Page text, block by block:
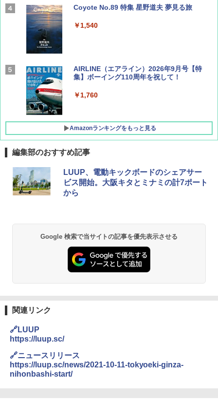
Coyote No.89 特集 星野道夫 夢見る旅
￥1,540
AIRLINE（エアライン）2026年9月号【特
集】ボーイング110周年を祝して！
￥1,760
Amazonランキングをもっと見る
D40 地球の歩き方 チェンマイ タイ北部の魅
力的な町 2026～2027 地球の歩き方D アジア
￥2,079
￥2,695
A09 地球の歩き方 イタリア 2026～2027 地
球の歩き方A ヨーロッパ
[キャンパーズコレクション 山善] ポップアッ
プテント 傘みたいに広げて畳める パッとサ
ッとサンシェード キューブ フルクローズ メ
ッシュ 簡単設置 ワンタッチテント キャンプ
PYKES PEAK (パイクスピーク) 着替えテン
ト プライバシー テント 【中が透けない】 1
人用 折りたたみ 防災グッズ 災害用トイレ ビ
ーチ ピクニック ポップアップテント 携帯 簡
￥5,999
GRANDOOR ステンレス保冷剤 2個セット 2
026リニューアル 急速冷凍 空間倍増 衛生的
コンパクト 保冷力長持ち
-08EX カーキ ソロキャンプ ポリエステル フ
レーム ドーム型 テント
￥14,800
熊撃退スプレー 熊よけスプレー 熊スプレー
編集部のおすすめ記事
LUUP、電動キックボードのシェアサー
ビス開始。大阪キタとミナミの計7ポート
から
Google 検索で当サイトの記事を優先表示させる
関連リンク
🔗LUUP
https://luup.sc/
🔗ニュースリリース
https://luup.sc/news/2021-10-11-tokyoeki-ginza-
nihonbashi-start/